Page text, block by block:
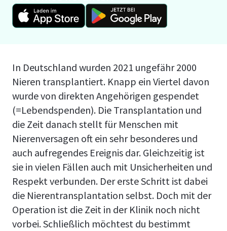
In Deutschland wurden 2021 ungefähr 2000
Nieren transplantiert. Knapp ein Viertel davon
wurde von direkten Angehörigen gespendet
(=Lebendspenden). Die Transplantation und
die Zeit danach stellt für Menschen mit
Nierenversagen oft ein sehr besonderes und
auch aufregendes Ereignis dar. Gleichzeitig ist
sie in vielen Fällen auch mit Unsicherheiten und
Respekt verbunden. Der erste Schritt ist dabei
die Nierentransplantation selbst. Doch mit der
Operation ist die Zeit in der Klinik noch nicht
vorbei. Schließlich möchtest du bestimmt